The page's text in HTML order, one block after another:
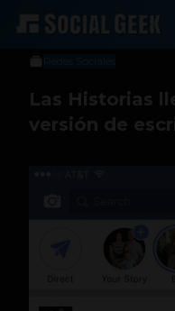
Sergio Ramos
4 de
Las Historias
versión de